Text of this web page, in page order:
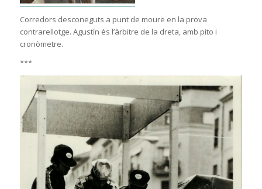
Corredors desconeguts a punt de moure en la prova
contrarellotge. Agustín és l’àrbitre de la dreta, amb pito i
cronòmetre.
***